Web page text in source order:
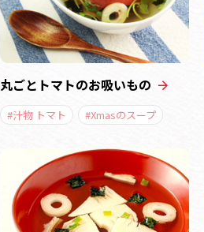
丸ごとトマトのお吸いもの
#汁物 トマト #Xmasのスープ